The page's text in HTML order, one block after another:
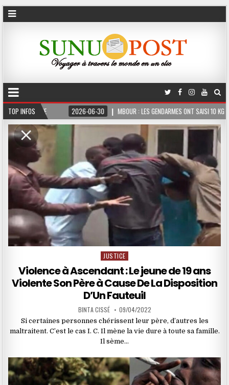
TOP INFOS 2026-06-30 MBOUR : LES GENDARMES ONT SAISI 10 KG DE CHANVRE
Posted
in
JUSTICE
Violence à Ascendant : Le jeune de 19 ans
Violente Son Père à Cause De La Disposition
D’Un Fauteuil
BINTA CISSÉ 09/04/2022
Si certaines personnes chérissent leur père, d’autres les
maltraitent. C’est le cas I. C. Il mène la vie dure à toute sa famille.
Il sème…